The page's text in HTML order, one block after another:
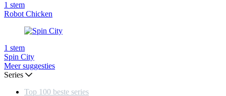
1 stem
Robot Chicken
1 stem
Spin City
Meer suggesties
Series
Top 100 beste series